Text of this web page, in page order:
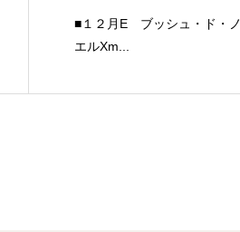
■１２月E ブッシュ・ド・ノ
エルXm...